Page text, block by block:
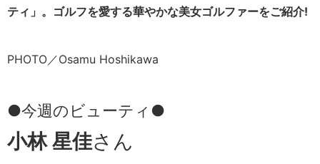
ティ」。ゴルフを愛する華やかな美女ゴルファーをご紹介!
PHOTO／Osamu Hoshikawa
●今週のビューティ●
小林 星佳さん